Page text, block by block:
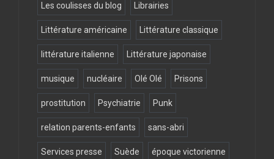
Les coulisses du blog Librairies
Littérature américaine Littérature classique
littérature italienne Littérature japonaise
musique nucléaire Olé Olé Prisons
prostitution Psychiatrie Punk
relation parents-enfants sans-abri
Services presse Suède époque victorienne